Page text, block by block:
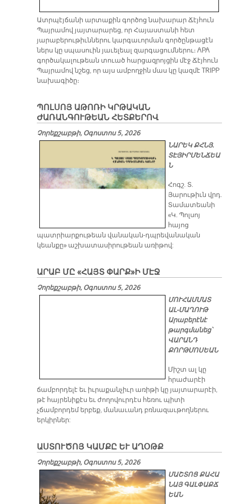
Ատրպէյճանի արտաքին գործոց նախարար Ճէյհուն
Պայրամով յայտարարեց, որ Հայաստանի հետ
յարաբերութիւններու կարգաւորման գործընթացէն
ներս կը սպասուին յաւելեալ զարգացումներու։ APA
գործակալութեան տուած հարցազրոյցին մէջ Ճէյհուն
Պայրամով նշեց, որ այս ամբողջին մաս կը կազմէ TRIPP
նախագիծը։
ՊՈԼՍՈՅ ԱԹՈՌԻ ԿՐԹԱԿԱՆ
ԺԱՌԱՆԳՈՒԹԵԱՆ ՀԵՏՔԵՐՈՎ
Չորեքշաբթի, Օգոստոս 5, 2026
ՆԱՐԵԿ ՔՀՆՅ.
ՏԷՅԻՐՄԵՆՃԵԱ
Ն
Հոգշ. Տ.
Յարութիւն վրդ.
Տամատեանի
«Կ. Պոլսոյ
հայոց
պատրիարքութեան վանական-դպրեվանական
կեանքը» աշխատասիրութեան առիթով:
ԱՐԱԲ ՄԸ «ՀԱՅՏ ՓԱՐՔ»Ի ՄԷՋ
Չորեքշաբթի, Օգոստոս 5, 2026
ՄՈՒՀԱՄՄԱՏ
ԱԼ-ՄԱՂՈՒԹ
Արաբերէնէ
թարգմանեց՝
ՎԱՐԱՆԴ
ՔՈՐԹՄՈՍԵԱՆ
Միշտ ալ կը
հրաժարէի
ճամբորդելէ եւ իւրաքանչիւր առիթի կը յայտարարէի,
թէ հայրենիքէս եւ ժողովուրդէս հեռու պիտի
չճամբորդեմ երբեք, մանաւանդ բռնազաւթողներու
երկիրներ:
ԱՍՏՈՒԾՈՅ ԿԱՄՔԸ ԵՒ ԱՂՕԹՔ
Չորեքշաբթի, Օգոստոս 5, 2026
ՄԱՇՏՈՑ ՔԱՀԱ
ՆԱՅ ԳԱԼՓԱՔՃ
ԵԱՆ